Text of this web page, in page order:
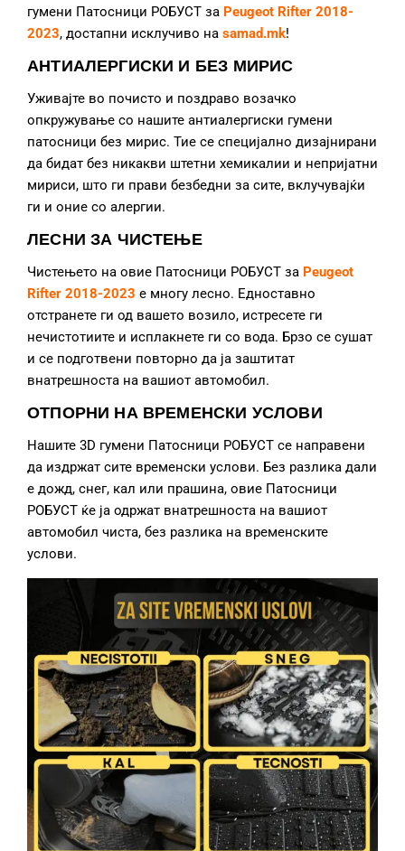
гумени Патосници РОБУСТ за Peugeot Rifter 2018-
2023, достапни исклучиво на samad.mk!
АНТИАЛЕРГИСКИ И БЕЗ МИРИС
Уживајте во почисто и поздраво возачко
опкружување со нашите антиалергиски гумени
патосници без мирис. Тие се специјално дизајнирани
да бидат без никакви штетни хемикалии и непријатни
мириси, што ги прави безбедни за сите, вклучувајќи
ги и оние со алергии.
ЛЕСНИ ЗА ЧИСТЕЊЕ
Чистењето на овие Патосници РОБУСТ за Peugeot
Rifter 2018-2023 е многу лесно. Едноставно
отстранете ги од вашето возило, истресете ги
нечистотиите и исплакнете ги со вода. Брзо се сушат
и се подготвени повторно да ја заштитат
внатрешноста на вашиот автомобил.
ОТПОРНИ НА ВРЕМЕНСКИ УСЛОВИ
Нашите 3D гумени Патосници РОБУСТ се направени
да издржат сите временски услови. Без разлика дали
е дожд, снег, кал или прашина, овие Патосници
РОБУСТ ќе ја одржат внатрешноста на вашиот
автомобил чиста, без разлика на временските
услови.